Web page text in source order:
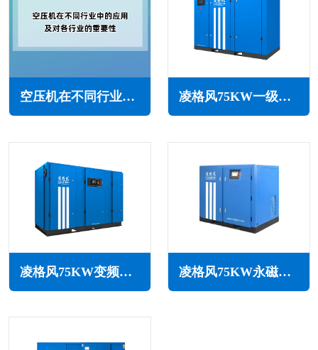
空压机在不同行业中的应用及对各行业的重要性 凌格风75KW一级能效永磁变频空压机LCH系列
凌格风75KW变频空压机LSV系列 凌格风75KW永磁变频无油水润滑空压机LSW PM系列